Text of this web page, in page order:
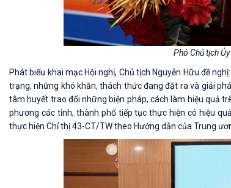
Phó Chủ tịch
Phát biểu khai mạc Hội nghị, Chủ tịch Nguyễn Hữu đề nghị:
trạng, những khó khăn, thách thức đang đặt ra và giải
tâm huyết trao đổi những biện pháp, cách làm hiệu quả
phương các tỉnh, thành phố tiếp tục thực hiện có hiệu
thực hiện Chỉ thị 43-CT/TW theo Hướng dẫn của Trung